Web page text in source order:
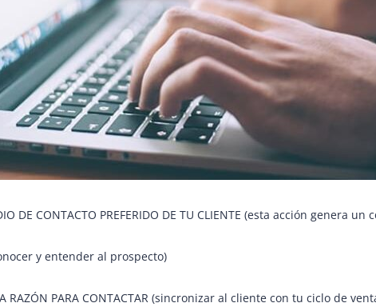
DE CONTACTO PREFERIDO DE TU CLIENTE (esta acción
y entender al prospecto)
RAZÓN PARA CONTACTAR (sincronizar al cliente con tu ciclo de